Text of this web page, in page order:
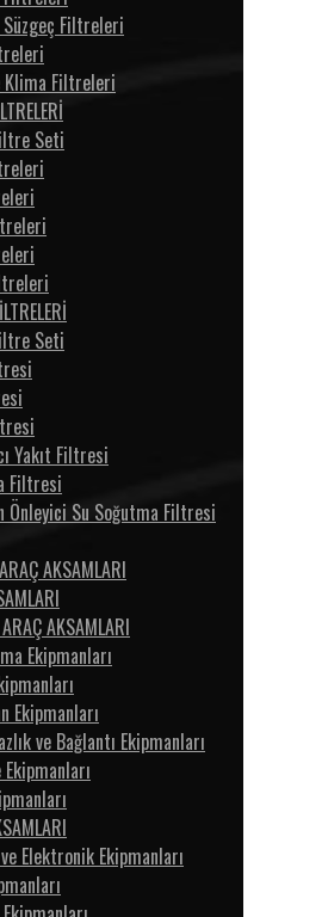
Filtreleri
Klima Filtreleri
Seti
Seti
Yakıt Filtresi
Filtresi
Önleyici Su Soğutma Filtresi
AKSAMLARI
AKSAMLARI
Ekipmanları
Ekipmanları
ve Bağlantı Ekipmanları
Elektronik Ekipmanları